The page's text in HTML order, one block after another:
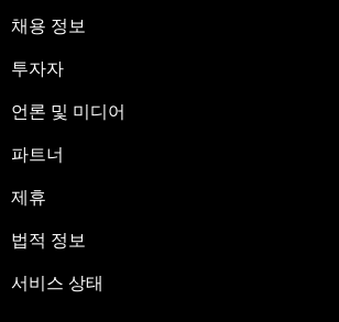
채용 정보
투자자
언론 및 미디어
파트너
제휴
법적 정보
서비스 상태